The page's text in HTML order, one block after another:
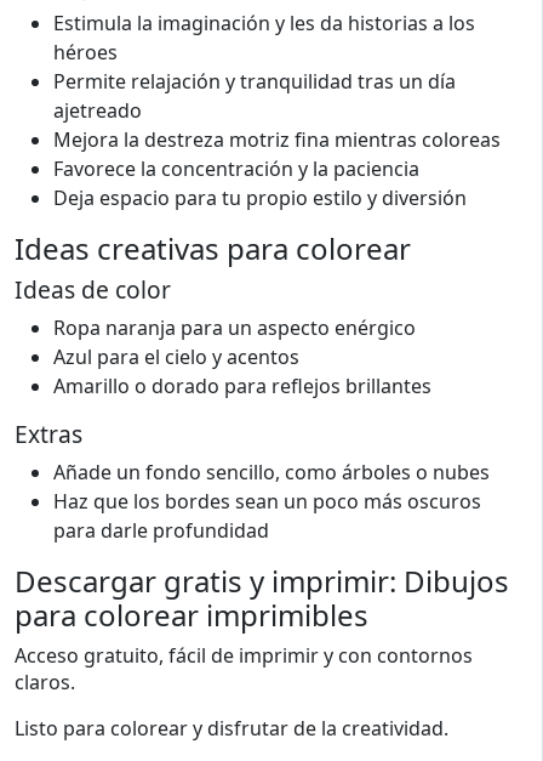
Estimula la imaginación y les da historias a los
héroes
Permite relajación y tranquilidad tras un día
ajetreado
Mejora la destreza motriz fina mientras coloreas
Favorece la concentración y la paciencia
Deja espacio para tu propio estilo y diversión
Ideas creativas para colorear
Ideas de color
Ropa naranja para un aspecto enérgico
Azul para el cielo y acentos
Amarillo o dorado para reflejos brillantes
Extras
Añade un fondo sencillo, como árboles o nubes
Haz que los bordes sean un poco más oscuros
para darle profundidad
Descargar gratis y imprimir: Dibujos
para colorear imprimibles
Acceso gratuito, fácil de imprimir y con contornos
claros.
Listo para colorear y disfrutar de la creatividad.